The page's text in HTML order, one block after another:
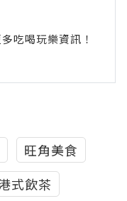
吃喝玩樂資訊！
旺角美食
式飲茶